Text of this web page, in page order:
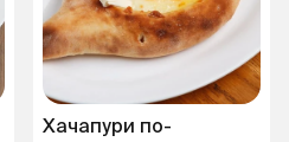
Хачапури по-